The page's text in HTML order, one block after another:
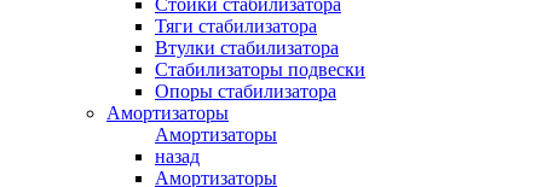
Стойки стабилизатора
Тяги стабилизатора
Втулки стабилизатора
Стабилизаторы подвески
Опоры стабилизатора
Амортизаторы
Амортизаторы
назад
Амортизаторы